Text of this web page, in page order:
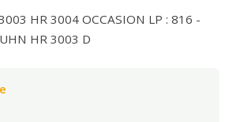
HR 3004 OCCASION LP : 816 -
HR 3003 D